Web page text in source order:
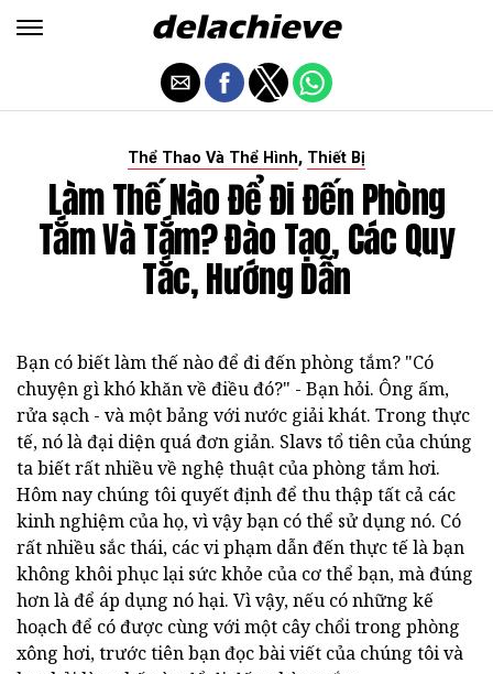
Thể Thao Và Thể Hình, Thiết Bị
Làm Thế Nào Để Đi Đến Phòng
Tắm Và Tắm? Đào Tạo, Các Quy
Tắc, Hướng Dẫn
Bạn có biết làm thế nào để đi đến phòng tắm? "Có
chuyện gì khó khăn về điều đó?" - Bạn hỏi. Ông ấm,
rửa sạch - và một bảng với nước giải khát. Trong thực
tế, nó là đại diện quá đơn giản. Slavs tổ tiên của chúng
ta biết rất nhiều về nghệ thuật của phòng tắm hơi.
Hôm nay chúng tôi quyết định để thu thập tất cả các
kinh nghiệm của họ, vì vậy bạn có thể sử dụng nó. Có
rất nhiều sắc thái, các vi phạm dẫn đến thực tế là bạn
không khôi phục lại sức khỏe của cơ thể bạn, mà đúng
hơn là để áp dụng nó hại. Vì vậy, nếu có những kế
hoạch để có được cùng với một cây chổi trong phòng
xông hơi, trước tiên bạn đọc bài viết của chúng tôi và